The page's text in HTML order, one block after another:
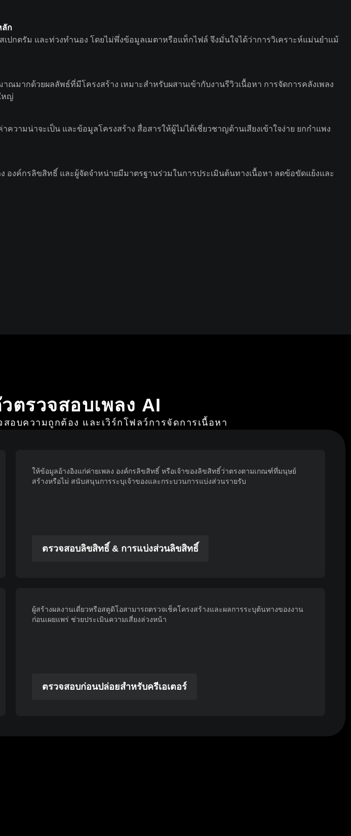
ลัก
เปกตรัม และท่วงทำนอง โดยไม่พึ่งข้อมูลเมตาหรือแท็กไฟล์ จึงมั่นใจได้ว่าการวิเคราะห์แม่นยำแม้
ณมากด้วยผลลัพธ์ที่มีโครงสร้าง เหมาะสำหรับผสานเข้ากับงานรีวิวเนื้อหา การจัดการคลังเพลง
หญ่
ความน่าจะเป็น และข้อมูลโครงสร้าง สื่อสารให้ผู้ไม่ได้เชี่ยวชาญด้านเสียงเข้าใจง่าย ยกกำแพง
องค์กรลิขสิทธิ์ และผู้จัดจำหน่ายมีมาตรฐานร่วมในการประเมินต้นทางเนื้อหา ลดข้อขัดแย้งและ
ตรวจสอบเพลง AI
อบความถูกต้อง และเวิร์กโฟลว์การจัดการเนื้อหา
ให้ข้อมูลอ้างอิงแก่ค่ายเพลง องค์กรลิขสิทธิ์ หรือเจ้าของลิขสิทธิ์ว่าตรงตามเกณฑ์ที่มนุษย์
สร้างหรือไม่ สนับสนุนการระบุเจ้าของและกระบวนการแบ่งส่วนรายรับ
ตรวจสอบลิขสิทธิ์ & การแบ่งส่วนลิขสิทธิ์
ผู้สร้างผลงานเดี่ยวหรือสตูดิโอสามารถตรวจเช็คโครงสร้างและผลการระบุต้นทางของงาน
ก่อนเผยแพร่ ช่วยประเมินความเสี่ยงล่วงหน้า
ตรวจสอบก่อนปล่อยสำหรับครีเอเตอร์